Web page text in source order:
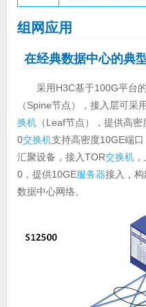
组网应用
在经典数据中心的典
采用H3C基于100G平台
（Spine节点），接入层可采
换机（Leaf节点），提供高密
0交换机支持高密度10GE端
汇聚设备，接入TOR交换机，
0，提供10GE服务器接入，
数据中心网络。